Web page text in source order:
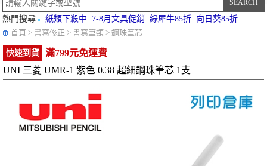
熱門搜尋 紙類下殺中 7-8月文具促銷 綠犀牛85折 向日葵85折
首頁 > 書寫修正 > 書寫筆類 > 鋼珠筆芯
快速到貨
滿799元免運費
UNI 三菱 UMR-1 紫色 0.38 超細鋼珠筆芯 1支